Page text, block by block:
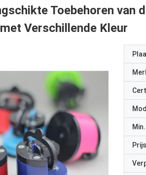
Toebehoren van
Verschillende Kleur
Prijs